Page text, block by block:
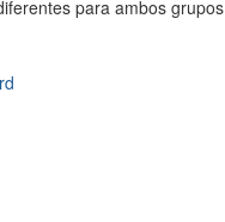
para ambos grupos